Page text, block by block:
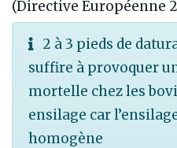
(Directive Européenne
2 à 3 pieds de
suffire à provoquer
mortelle chez les
ensilage car
homogène